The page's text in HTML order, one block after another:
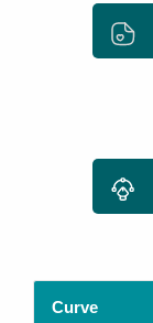
Curve